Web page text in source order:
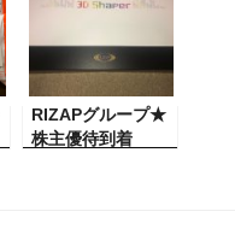
RIZAPグループ★
株主優待到着